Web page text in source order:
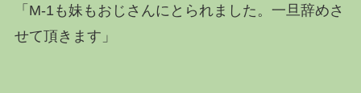
「M-1も妹もおじさんにとられました。一旦辞めさ
せて頂きます」